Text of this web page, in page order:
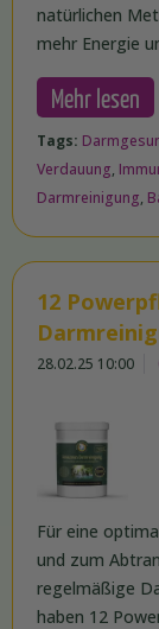
natürlichen
mehr Energie
Mehr lesen
Tags:
Verdauung,
Darmreinigung,
12
28.02.25 10:00
Für eine
und zum
regelmäßige
haben 12